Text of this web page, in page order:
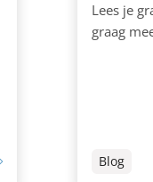
Lees je
graag
Blog